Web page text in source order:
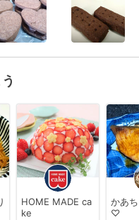
HOME MADE ca
ke
かあ
♡